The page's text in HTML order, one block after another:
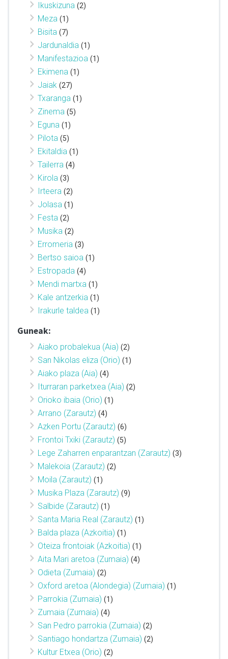
Ikuskizuna (2)
Meza (1)
Bisita (7)
Jardunaldia (1)
Manifestazioa (1)
Ekimena (1)
Jaiak (27)
Txaranga (1)
Zinema (5)
Eguna (1)
Pilota (5)
Ekitaldia (1)
Tailerra (4)
Kirola (3)
Irteera (2)
Jolasa (1)
Festa (2)
Musika (2)
Erromeria (3)
Bertso saioa (1)
Estropada (4)
Mendi martxa (1)
Kale antzerkia (1)
Irakurle taldea (1)
Guneak:
Aiako probalekua (Aia) (2)
San Nikolas eliza (Orio) (1)
Aiako plaza (Aia) (4)
Iturraran parketxea (Aia) (2)
Orioko ibaia (Orio) (1)
Arrano (Zarautz) (4)
Azken Portu (Zarautz) (6)
Frontoi Txiki (Zarautz) (5)
Lege Zaharren enparantzan (Zarautz) (3)
Malekoia (Zarautz) (2)
Moila (Zarautz) (1)
Musika Plaza (Zarautz) (9)
Salbide (Zarautz) (1)
Santa Maria Real (Zarautz) (1)
Balda plaza (Azkoitia) (1)
Oteiza frontoiak (Azkoitia) (1)
Aita Mari aretoa (Zumaia) (4)
Odieta (Zumaia) (2)
Oxford aretoa (Alondegia) (Zumaia) (1)
Parrokia (Zumaia) (1)
Zumaia (Zumaia) (4)
San Pedro parrokia (Zumaia) (2)
Santiago hondartza (Zumaia) (2)
Kultur Etxea (Orio) (2)